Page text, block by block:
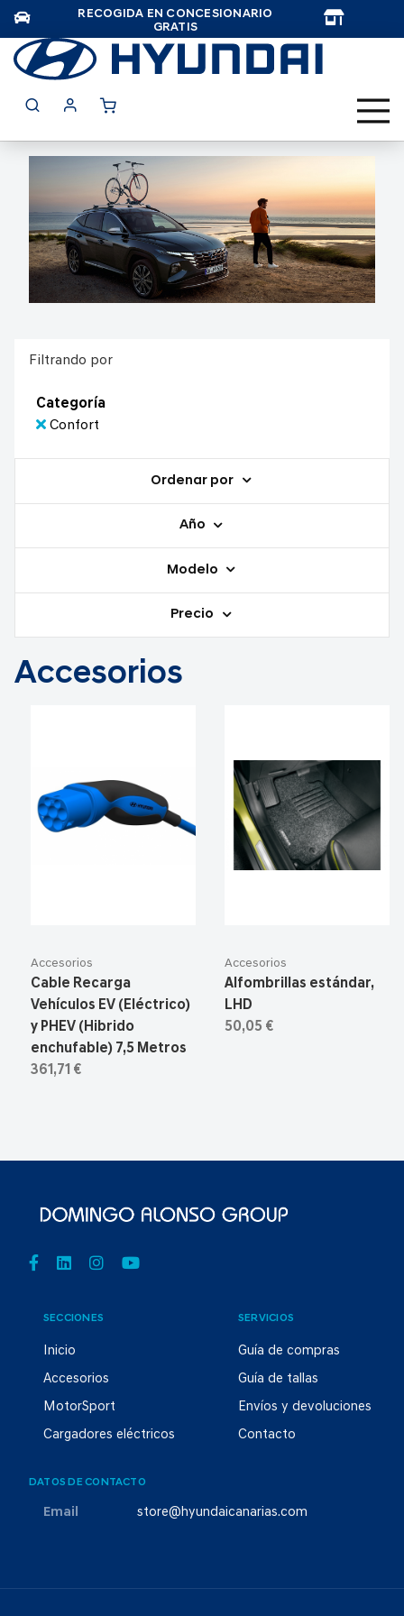
RECOGIDA EN CONCESIONARIO
GRATIS
Filtrando por
Categoría
Confort
Ordenar por
Año
Modelo
Precio
Accesorios
Accesorios
Cable Recarga
Vehículos EV (Eléctrico)
y PHEV (Hibrido
enchufable) 7,5 Metros
361,71 €
Accesorios
Alfombrillas estándar,
LHD
50,05 €
SECCIONES
Inicio
Accesorios
MotorSport
Cargadores eléctricos
SERVICIOS
Guía de compras
Guía de tallas
Envíos y devoluciones
Contacto
DATOS DE CONTACTO
Email store@hyundaicanarias.com